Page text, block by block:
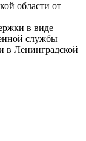
области от
в виде
службы
в Ленинградской